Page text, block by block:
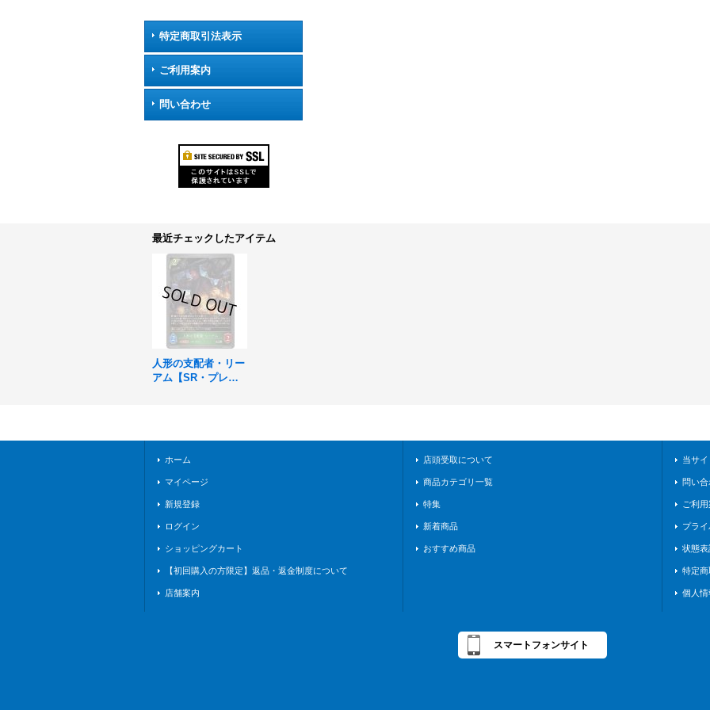
特定商取引法表示
ご利用案内
問い合わせ
最近チェックしたアイテム
人形の支配者・リー
アム【SR・プレミ
ホーム
マイページ
新規登録
ログイン
ショッピングカート
【初回購入の方限定】返品・返金制度について
店舗案内
店頭受取について
商品カテゴリ一覧
特集
新着商品
おすすめ商品
当サ
問い合
ご利
プラ
状態表
特定
個人
スマートフォンサイト